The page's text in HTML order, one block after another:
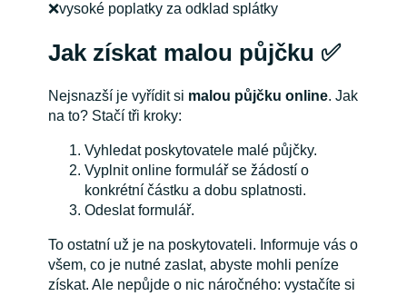
❌vysoké poplatky za odklad splátky
Jak získat malou půjčku ✅
Nejsnazší je vyřídit si malou půjčku online. Jak
na to? Stačí tři kroky:
Vyhledat poskytovatele malé půjčky.
Vyplnit online formulář se žádostí o
konkrétní částku a dobu splatnosti.
Odeslat formulář.
To ostatní už je na poskytovateli. Informuje vás o
všem, co je nutné zaslat, abyste mohli peníze
získat. Ale nepůjde o nic náročného: vystačíte si